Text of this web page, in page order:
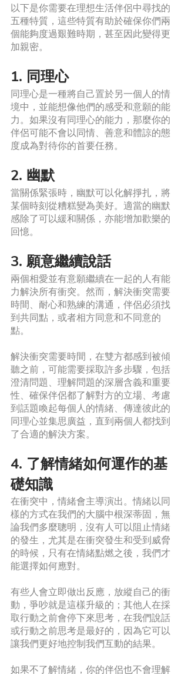
以下是你需要在理想生活伴侶中尋找的
五種特質，這些特質有助於確保你們兩
個能夠度過艱難時期，甚至因此變得更
加親密。
1. 同理心
同理心是一種將自己置於另一個人的情
境中，並能想像他們的感受和意願的能
力。如果沒有同理心的能力，那麼你的
伴侶可能不會以同情、善意和體諒的態
度成為對待你的首要任務。
2. 幽默
當關係緊張時，幽默可以化解掙扎，將
某個時刻從糟糕變為美好。適當的幽默
感除了可以緩和關係，亦能增加歡樂的
回憶。
3. 願意繼續說話
兩個相愛並有意願繼續在一起的人有能
力解決所有衝突。然而，解決衝突需要
時間、耐​​心和熟練的溝通，伴侶必須找
到共同點，或者相方同意和不同意的
點。
解決衝突需要時間，在雙方都感到被傾
聽之前，可能需要採取許多步驟，包括
澄清問題、理解問題的深層含義和重要
性、確保伴侶都了解對方的立場、考慮
到話題喚起每個人的情緒、傳達彼此的
同理心並集思廣益，直到兩個人都找到
了合適的解決方案。
4. 了解情緒如何運作的基
礎知識
在衝突中，情緒會主導演出。情緒以同
樣的方式在我們的大腦中根深蒂固，無
論我們多麼聰明，沒有人可以阻止情緒
的發生，尤其是在衝突發生和受到威脅
的時候，只有在情緒點燃之後，我們才
能選擇如何應對。
有些人會立即做出反應，放縱自己的衝
動，爭吵就是這樣升級的；其他人在採
取行動之前會停下來思考，在我們說話
或行動之前思考是最好的，因為它可以
讓我們更好地控制我們互動的結果。
如果不了解情緒，你的伴侶也不會理解